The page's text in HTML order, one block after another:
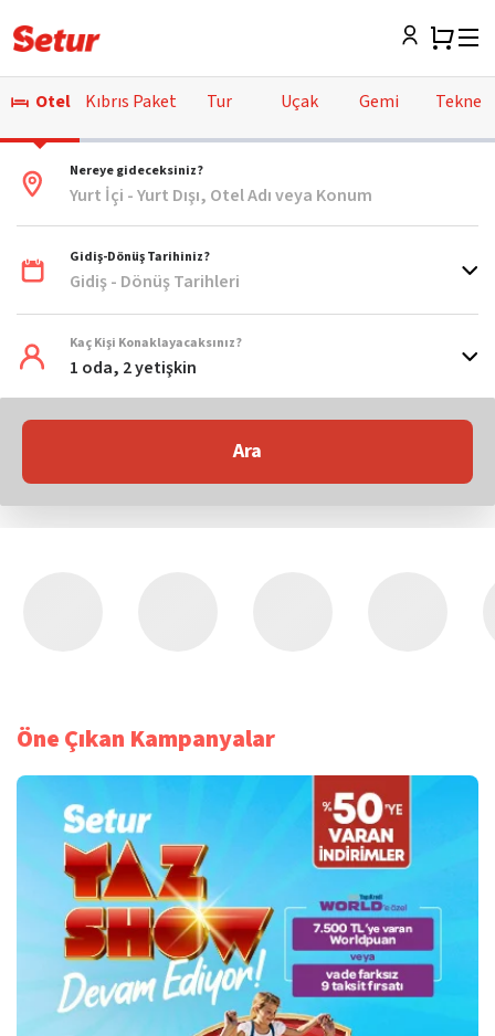
Otel Kıbrıs Paket Tur Uçak Gemi Tekne
Nereye gideceksiniz?
Yurt İçi - Yurt Dışı, Otel Adı veya Konum
Gidiş-Dönüş Tarihiniz?
Gidiş - Dönüş Tarihleri
Kaç Kişi Konaklayacaksınız?
1 oda, 2 yetişkin
Ara
Öne Çıkan Kampanyalar